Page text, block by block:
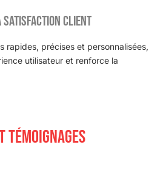
satisfaction client
rapides, précises et personnalisées,
utilisateur et renforce la
TÉMOIGNAGES